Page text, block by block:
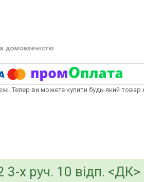
домовленістю
Тепер ви можете купити будь-який
х руч. 10 відп. <ДК>